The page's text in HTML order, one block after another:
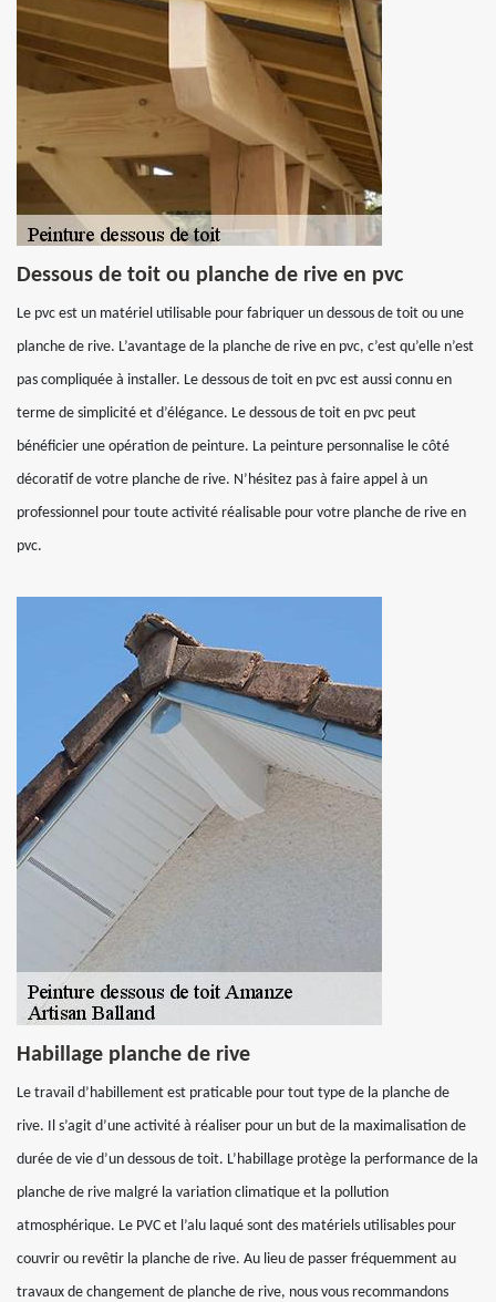
Dessous de toit ou planche de rive en pvc
Le pvc est un matériel utilisable pour fabriquer un dessous de toit ou une
planche de rive. L’avantage de la planche de rive en pvc, c’est qu’elle n’est
pas compliquée à installer. Le dessous de toit en pvc est aussi connu en
terme de simplicité et d’élégance. Le dessous de toit en pvc peut
bénéficier une opération de peinture. La peinture personnalise le côté
décoratif de votre planche de rive. N’hésitez pas à faire appel à un
professionnel pour toute activité réalisable pour votre planche de rive en
pvc.
Habillage planche de rive
Le travail d’habillement est praticable pour tout type de la planche de
rive. Il s’agit d’une activité à réaliser pour un but de la maximalisation de
durée de vie d’un dessous de toit. L’habillage protège la performance de la
planche de rive malgré la variation climatique et la pollution
atmosphérique. Le PVC et l’alu laqué sont des matériels utilisables pour
couvrir ou revêtir la planche de rive. Au lieu de passer fréquemment au
travaux de changement de planche de rive, nous vous recommandons